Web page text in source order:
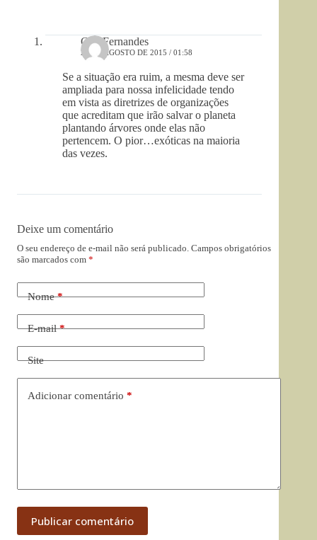
GW Fernandes
20 DE AGOSTO DE 2015 / 01:58
Se a situação era ruim, a mesma deve ser
ampliada para nossa infelicidade tendo
em vista as diretrizes de organizações
que acreditam que irão salvar o planeta
plantando árvores onde elas não
pertencem. O pior…exóticas na maioria
das vezes.
Deixe um comentário
O seu endereço de e-mail não será publicado. Campos obrigatórios
são marcados com *
Nome*
E-mail*
Site
Adicionar comentário *
Publicar comentário